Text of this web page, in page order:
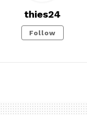
thies24
Follow